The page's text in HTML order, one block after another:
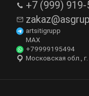
+7 (999)
artsitigrupp
MAX
+79999195494
Московская обл.,